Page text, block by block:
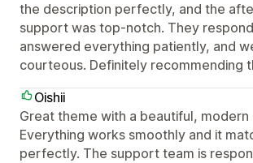
the description perfectly, and the
support was top-notch. They
answered everything patiently, and
courteous. Definitely recommending
Oishii
Great theme with a beautiful, modern
Everything works smoothly and it
perfectly. The support team is